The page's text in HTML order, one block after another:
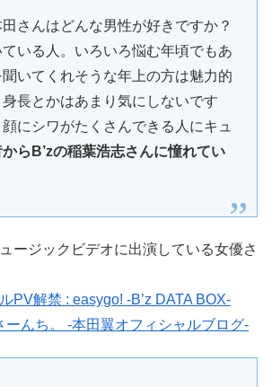
んはどんな男性が好きですか？
いる人。いろいろ悩む年頃でもあ
いてくれそうな年上の方は魅力的
長とかはあまり気にしないです
にシワがたくさんできる人にキュ
からB’zの稲葉浩志さんに憧れてい
ージックビデオに出演している女優さ
PV解禁 : easygo! -B’z DATA BOX-
ーんち。 -本田翼オフィシャルブログ-